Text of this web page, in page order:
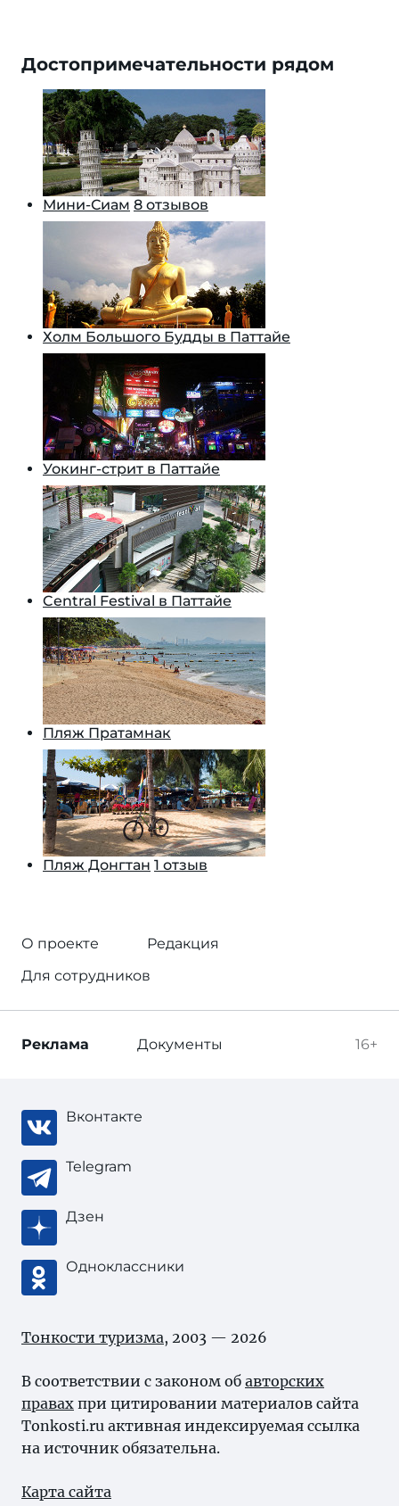
Достопримечательности рядом
Мини-Сиам 8 отзывов
Холм Большого Будды в Паттайе
Уокинг-стрит в Паттайе
Central Festival в Паттайе
Пляж Пратамнак
Пляж Донгтан 1 отзыв
О проекте
Редакция
Для сотрудников
16+
Реклама Документы
Вконтакте
Telegram
Дзен
Одноклассники
Тонкости туризма, 2003 — 2026
В соответствии с законом об авторских
правах при цитировании материалов сайта
Tonkosti.ru активная индексируемая ссылка
на источник обязательна.
Карта сайта